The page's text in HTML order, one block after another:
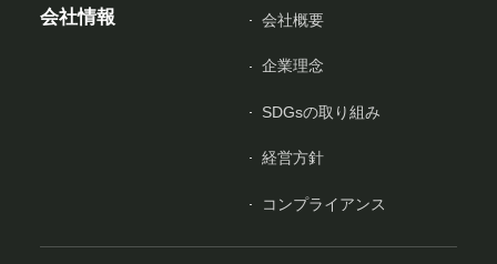
会社情報 会社概要
企業理念
SDGsの取り組み
経営方針
コンプライアンス